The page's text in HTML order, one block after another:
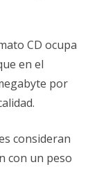
CD ocupa
en el
por
consideran
con un peso